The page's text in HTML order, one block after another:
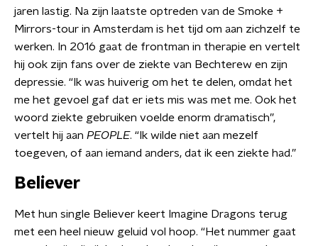
jaren lastig. Na zijn laatste optreden van de Smoke +
Mirrors-tour in Amsterdam is het tijd om aan zichzelf te
werken. In 2016 gaat de frontman in therapie en vertelt
hij ook zijn fans over de ziekte van Bechterew en zijn
depressie. “Ik was huiverig om het te delen, omdat het
me het gevoel gaf dat er iets mis was met me. Ook het
woord ziekte gebruiken voelde enorm dramatisch”,
vertelt hij aan PEOPLE. “Ik wilde niet aan mezelf
toegeven, of aan iemand anders, dat ik een ziekte had.”
Believer
Met hun single Believer keert Imagine Dragons terug
met een heel nieuw geluid vol hoop. “Het nummer gaat